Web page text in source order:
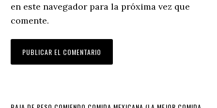
en este navegador para la próxima vez que
comente.